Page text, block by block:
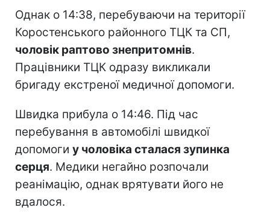
Однак о 14:38, перебуваючи на території
Коростенського районного ТЦК та СП,
чоловік раптово знепритомнів.
Працівники ТЦК одразу викликали
бригаду екстреної медичної допомоги.
Швидка прибула о 14:46. Під час
перебування в автомобілі швидкої
допомоги у чоловіка сталася зупинка
серця. Медики негайно розпочали
реанімацію, однак врятувати його не
вдалося.